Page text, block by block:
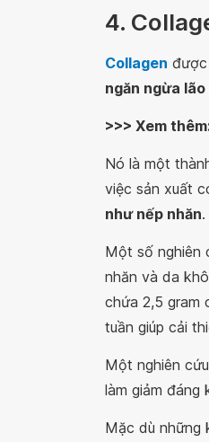
4.
Collagen được
ngăn ngừa lão
>>> Xem
Nó là một
việc sản xuất
như nếp nhăn.
Một số nghiên
nhăn và da
chứa 2,5 gram
tuần giúp cải
Một nghiên
làm giảm đáng
Mặc dù những